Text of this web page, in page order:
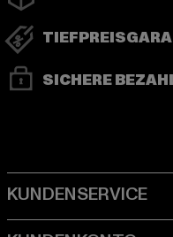
SICHERE